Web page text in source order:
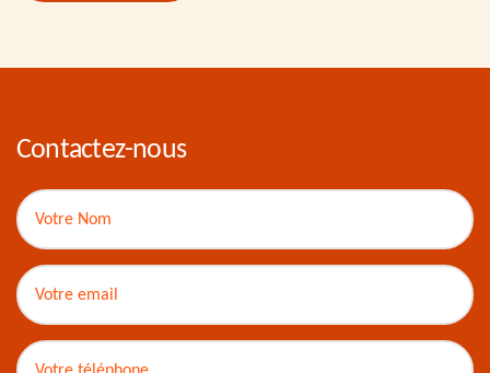
Contactez-nous